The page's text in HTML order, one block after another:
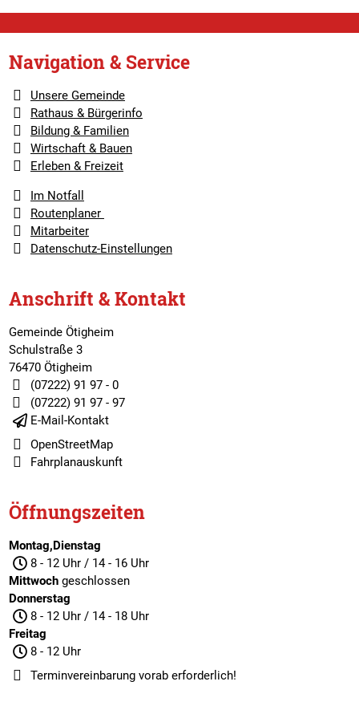
Navigation & Service
Unsere Gemeinde
Rathaus & Bürgerinfo
Bildung & Familien
Wirtschaft & Bauen
Erleben & Freizeit
Im Notfall
Routenplaner
Mitarbeiter
Datenschutz-Einstellungen
Anschrift & Kontakt
Gemeinde Ötigheim
Schulstraße 3
76470 Ötigheim
(07222) 91 97 - 0
(07222) 91 97 - 97
E-Mail-Kontakt
OpenStreetMap
Fahrplanauskunft
Öffnungszeiten
Montag,Dienstag
8 - 12 Uhr / 14 - 16 Uhr
Mittwochgeschlossen
Donnerstag
8 - 12 Uhr / 14 - 18 Uhr
Freitag
8 - 12 Uhr
Terminvereinbarungvorab erforderlich!